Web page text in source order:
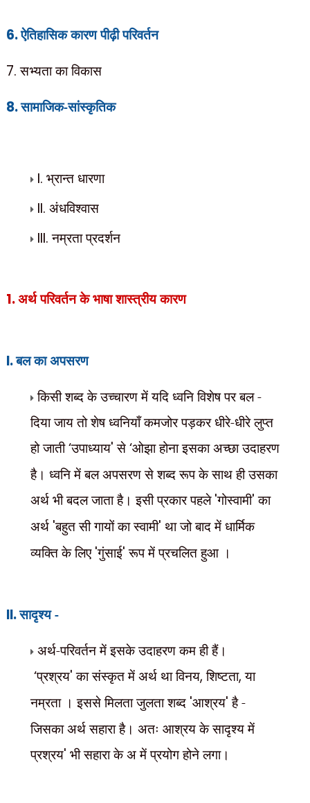
6.ऐतिहासिक कारण पीढ़ी परिवर्तन
7.सभ्यता का विकास
8.सामाजिक-सांस्कृतिक
I. भ्रान्त धारणा
II. अंधविश्वास
III.नम्रता प्रदर्शन
1.अर्थ परिवर्तन के भाषा शास्त्रीय कारण
I.बल का अपसरण
किसी शब्द के उच्चारण में यदि ध्वनि विशेष पर बल -
दिया जाय तो शेष ध्वनियाँ कमजोर पड़कर धीरे-धीरे लुप्त
हो जाती‘उपाध्याय'से ‘ओझा होना इसका अच्छा उदाहरण
है। ध्वनि में बल अपसरण से शब्द रूप के साथ ही उसका
अर्थ भी बदल जाता है। इसी प्रकार पहले 'गोस्वामी'का
अर्थ 'बहुत सी गायों का स्वामी' था जो बाद में धार्मिक
व्यक्ति के लिए 'गुंसाई'रूप में प्रचलित हुआ ।
II.सादृश्य -
अर्थ-परिवर्तन में इसके उदाहरण कम ही हैं।
‘प्रश्रय'का संस्कृत में अर्थ था विनय,शिष्टता,या
नम्रता । इससे मिलता जुलता शब्द 'आश्रय'है -
जिसका अर्थ सहारा है। अतः आश्रय के सादृश्य में
प्रश्रय' भी सहारा के अ में प्रयोग होने लगा।